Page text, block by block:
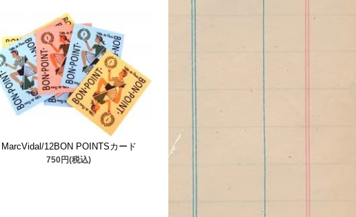
MarcVidal/12BON POINTSカード
750円(税込)